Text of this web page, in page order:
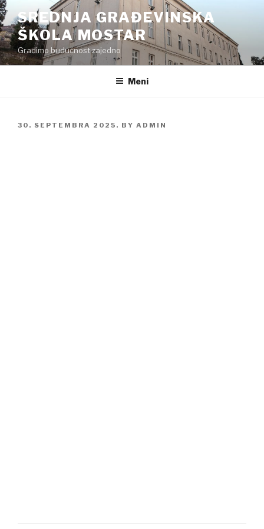
Preskoči
na
sadržaj
SREDNJA GRAĐEVINSKA
ŠKOLA MOSTAR
Gradimo budućnost zajedno
Meni
POSTED
30. SEPTEMBRA 2025. BY ADMIN